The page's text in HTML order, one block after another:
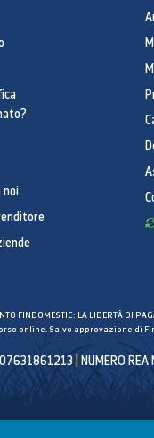
noi
FINDOMESTIC: LA LIBERTÀ DI
online. Salvo approvazione di
| NUMERO